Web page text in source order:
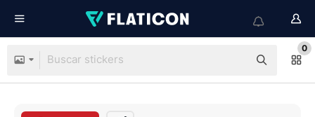
0